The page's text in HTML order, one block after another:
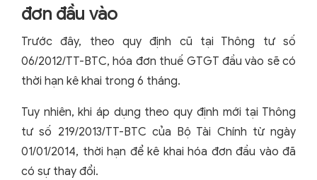
đơn đầu vào
Trước đây, theo quy định cũ tại Thông tư số
06/2012/TT-BTC, hóa đơn thuế GTGT đầu vào sẽ có
thời hạn kê khai trong 6 tháng.
Tuy nhiên, khi áp dụng theo quy định mới tại Thông
tư số 219/2013/TT-BTC của Bộ Tài Chính từ ngày
01/01/2014, thời hạn để kê khai hóa đơn đầu vào đã
có sự thay đổi.